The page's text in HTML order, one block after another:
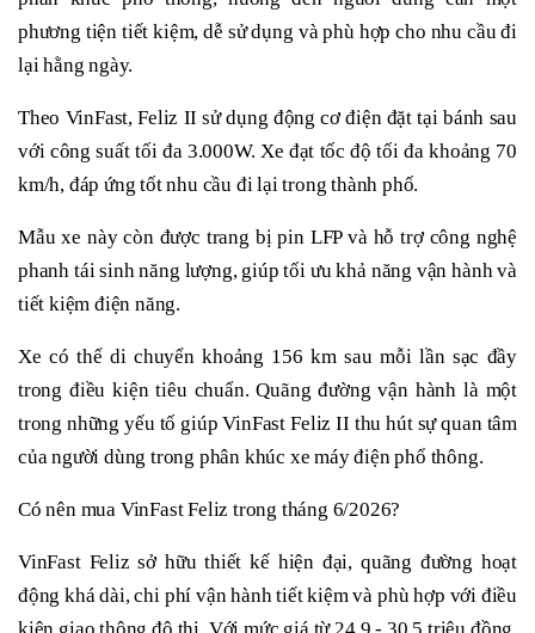
phương tiện tiết kiệm, dễ sử dụng và phù hợp cho nhu cầu đi
lại hằng ngày.
Theo VinFast, Feliz II sử dụng động cơ điện đặt tại bánh sau
với công suất tối đa 3.000W. Xe đạt tốc độ tối đa khoảng 70
km/h, đáp ứng tốt nhu cầu đi lại trong thành phố.
Mẫu xe này còn được trang bị pin LFP và hỗ trợ công nghệ
phanh tái sinh năng lượng, giúp tối ưu khả năng vận hành và
tiết kiệm điện năng.
Xe có thể di chuyển khoảng 156 km sau mỗi lần sạc đầy
trong điều kiện tiêu chuẩn. Quãng đường vận hành là một
trong những yếu tố giúp VinFast Feliz II thu hút sự quan tâm
của người dùng trong phân khúc xe máy điện phổ thông.
Có nên mua VinFast Feliz trong tháng 6/2026?
VinFast Feliz sở hữu thiết kế hiện đại, quãng đường hoạt
động khá dài, chi phí vận hành tiết kiệm và phù hợp với điều
kiện giao thông đô thị. Với mức giá từ 24,9 - 30,5 triệu đồng,